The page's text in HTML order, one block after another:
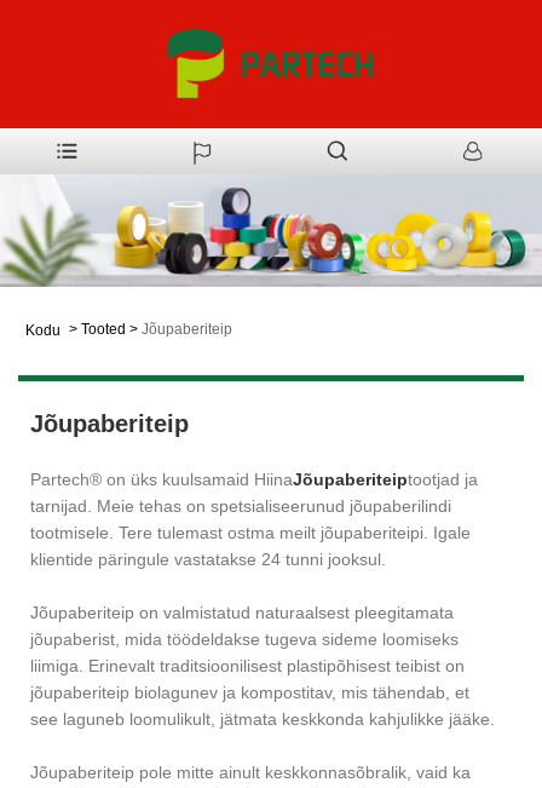
Kodu > Tooted > Jõupaberiteip
Jõupaberiteip
Partech® on üks kuulsamaid HiinaJõupaberiteiptootjad ja
tarnijad. Meie tehas on spetsialiseerunud jõupaberilindi
tootmisele. Tere tulemast ostma meilt jõupaberiteipi. Igale
klientide päringule vastatakse 24 tunni jooksul.
Jõupaberiteip on valmistatud naturaalsest pleegitamata
jõupaberist, mida töödeldakse tugeva sideme loomiseks
liimiga. Erinevalt traditsioonilisest plastipõhisest teibist on
jõupaberiteip biolagunev ja kompostitav, mis tähendab, et
see laguneb loomulikult, jätmata keskkonda kahjulikke jääke.
Jõupaberiteip pole mitte ainult keskkonnasõbralik, vaid ka